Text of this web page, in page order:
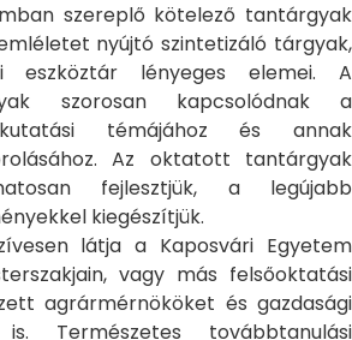
szereplő kötelező tantárgyak
nyújtó szintetizáló tárgyak,
lényeges elemei. A
szorosan kapcsolódnak a
kutatási témájához és annak
Az oktatott tantárgyak
fejlesztjük, a legújabb
kiegészítjük.
látja a Kaposvári Egyetem
vagy más felsőoktatási
agrármérnököket és gazdasági
Természetes továbbtanulási